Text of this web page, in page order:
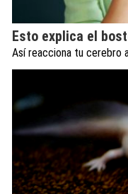
Esto explica el
Así reacciona tu cerebro